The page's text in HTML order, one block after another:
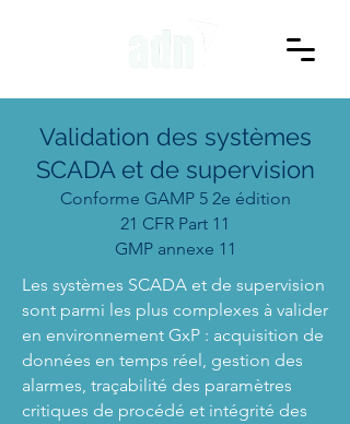
Validation des systèmes
SCADA et de supervision
Conforme GAMP 5 2e édition
21 CFR Part 11
GMP annexe 11
Les systèmes SCADA et de supervision
sont parmi les plus complexes à valider
en environnement GxP : acquisition de
données en temps réel, gestion des
alarmes, traçabilité des paramètres
critiques de procédé et intégrité des